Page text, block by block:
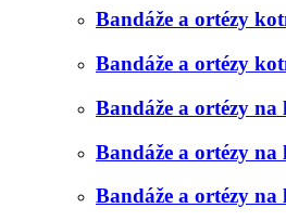
Bandáže a ortézy
Bandáže a ortézy
Bandáže a ortézy
Bandáže a ortézy
Bandáže a ortézy na